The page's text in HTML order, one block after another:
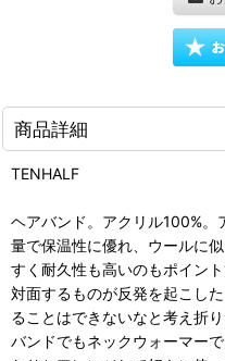
商品詳細
TENHALF
ヘアバンド。アクリル100%
量で保温性に優れ、ウールに
すく耐久性も高いのもポイント
対面するものが反発を起こし
ることはできないなと考え折
バンドでもネックウォーマー